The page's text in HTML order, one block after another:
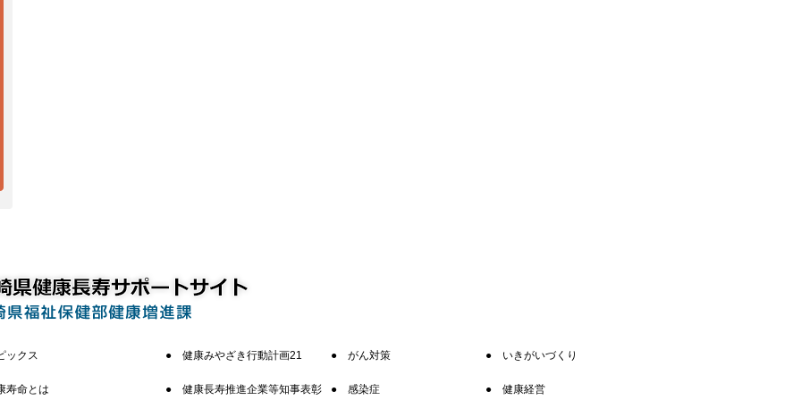
ックス
寿命とは
健康みやざき行動計画21
健康長寿推進企業等知事表彰
がん対策
感染症
いきがいづくり
健康経営